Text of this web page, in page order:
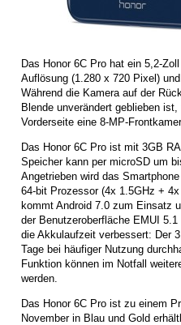
Das Honor 6C Pro hat ein 5,2-
Auflösung (1.280 x 720 Pixel)
Während die Kamera auf der
Blende unverändert geblieben
Vorderseite eine 8-MP-
Das Honor 6C Pro ist mit 3GB
Speicher kann per microSD um
Angetrieben wird das
64-bit Prozessor (4x 1.5GHz +
kommt Android 7.0 zum Einsatz
der Benutzeroberfläche EMUI
die Akkulaufzeit verbessert: Der
Tage bei häufiger Nutzung
Funktion können im Notfall
werden.
Das Honor 6C Pro ist zu einem
November in Blau und Gold